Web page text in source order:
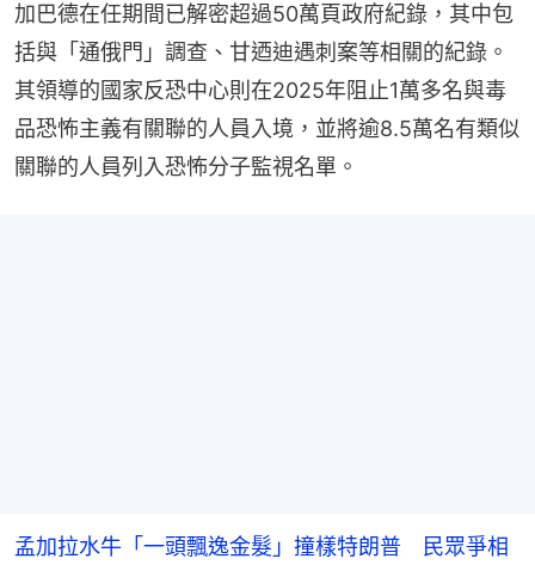
加巴德在任期間已解密超過50萬頁政府紀錄，其中包
括與「通俄門」調查、甘迺迪遇刺案等相關的紀錄。
其領導的國家反恐中心則在2025年阻止1萬多名與毒
品恐怖主義有關聯的人員入境，並將逾8.5萬名有類似
關聯的人員列入恐怖分子監視名單。
孟加拉水牛「一頭飄逸金髮」撞樣特朗普 民眾爭相